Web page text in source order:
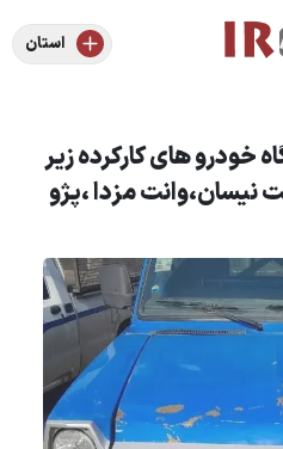
استان
15 دستگاه خودرو های کارکرده زیر
مزدا ،پژو